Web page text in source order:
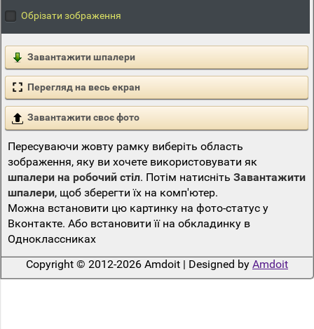
Обрізати зображення
Завантажити шпалери
Перегляд на весь екран
Завантажити своє фото
Пересуваючи жовту рамку виберіть область
зображення, яку ви хочете використовувати як
шпалери на робочий стіл. Потім натисніть Завантажити
шпалери, щоб зберегти їх на комп'ютер.
Можна встановити цю картинку на фото-статус у
Вконтакте. Або встановити її на обкладинку в
Одноклассниках
Copyright © 2012-2026 Amdoit | Designed by Amdoit